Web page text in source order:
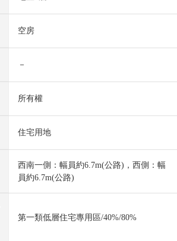
空房
－
所有權
住宅用地
西南一側：幅員約6.7m(公路)，西側：幅
員約6.7m(公路)
第一類低層住宅專用區/40%/80%